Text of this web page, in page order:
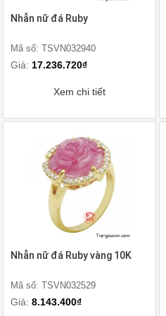
Nhẫn nữ đá Ruby
Mã số: TSVN032940
Giá: 17.236.720₫
Xem chi tiết
Nhẫn nữ đá Ruby vàng 10K
Mã số: TSVN032529
Giá: 8.143.400₫